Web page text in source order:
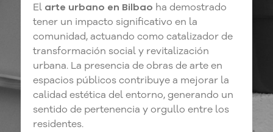
El arte urbano en Bilbao ha demostrado
tener un impacto significativo en la
comunidad, actuando como catalizador de
transformación social y revitalización
urbana. La presencia de obras de arte en
espacios públicos contribuye a mejorar la
calidad estética del entorno, generando un
sentido de pertenencia y orgullo entre los
residentes.